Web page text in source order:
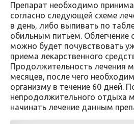
Препарат необходимо
согласно следующей схеме
в день, либо выпивать по
обильным питьем. Облегчение
можно будет почувствовать
приема лекарственного
Продолжительность лечения
месяцев, после чего
организму в течение 60 дней.
непродолжительного отдыха
начинать лечение данным